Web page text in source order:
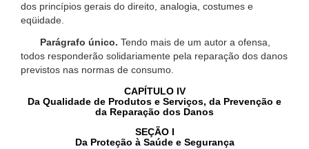
dos princípios gerais do direito, analogia, costumes e
eqüidade.
Parágrafo único. Tendo mais de um autor a ofensa,
todos responderão solidariamente pela reparação dos danos
previstos nas normas de consumo.
CAPÍTULO IV
Da Qualidade de Produtos e Serviços, da Prevenção e
da Reparação dos Danos
SEÇÃO I
Da Proteção à Saúde e Segurança